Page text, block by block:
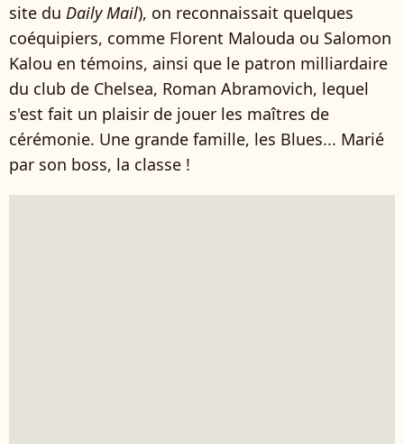
site du Daily Mail), on reconnaissait quelques
coéquipiers, comme Florent Malouda ou Salomon
Kalou en témoins, ainsi que le patron milliardaire
du club de Chelsea, Roman Abramovich, lequel
s'est fait un plaisir de jouer les maîtres de
cérémonie. Une grande famille, les Blues... Marié
par son boss, la classe !